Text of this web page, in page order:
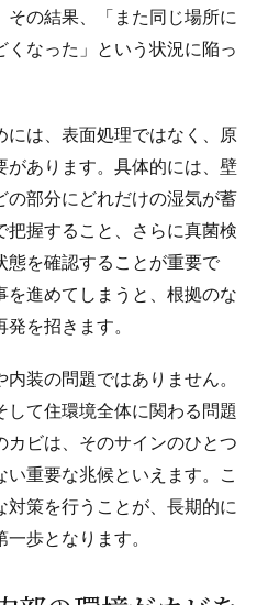
その結果、「また同じ場所に
くなった」という状況に陥っ
には、表面処理ではなく、原
があります。具体的には、壁
の部分にどれだけの湿気が蓄
把握すること、さらに真菌検
態を確認することが重要で
を進めてしまうと、根拠のな
を招きます。
装の問題ではありません。
して住環境全体に関わる問題
カビは、そのサインのひとつ
重要な兆候といえます。こ
対策を行うことが、長期的に
歩となります。